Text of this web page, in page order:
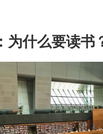
为什么要读书